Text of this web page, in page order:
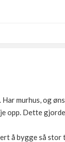
murhus, og
opp. Dette
å bygge så stor